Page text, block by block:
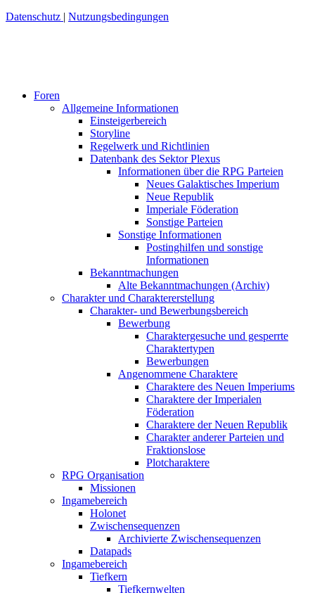
Datenschutz | Nutzungsbedingungen
Foren
Allgemeine Informationen
Einsteigerbereich
Storyline
Regelwerk und Richtlinien
Datenbank des Sektor Plexus
Informationen über die RPG Parteien
Neues Galaktisches Imperium
Neue Republik
Imperiale Föderation
Sonstige Parteien
Sonstige Informationen
Postinghilfen und sonstige
Informationen
Bekanntmachungen
Alte Bekanntmachungen (Archiv)
Charakter und Charaktererstellung
Charakter- und Bewerbungsbereich
Bewerbung
Charaktergesuche und gesperrte
Charaktertypen
Bewerbungen
Angenommene Charaktere
Charaktere des Neuen Imperiums
Charaktere der Imperialen
Föderation
Charaktere der Neuen Republik
Charakter anderer Parteien und
Fraktionslose
Plotcharaktere
RPG Organisation
Missionen
Ingamebereich
Holonet
Zwischensequenzen
Archivierte Zwischensequenzen
Datapads
Ingamebereich
Tiefkern
Tiefkernwelten